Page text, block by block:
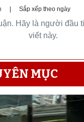
Sắp xếp theo ngày
Hãy là người đầu
viết này.
MỤC